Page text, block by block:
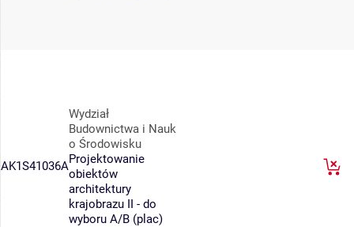
AK1S41036A
Wydział
Budownictwa i Nauk
o Środowisku
Projektowanie
obiektów
architektury
krajobrazu II - do
wyboru A/B (plac)